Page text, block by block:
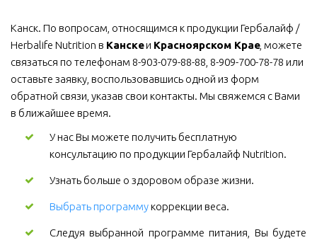
Канск. По вопросам, относящимся к продукции Гербалайф /
Herbalife Nutrition в Канске и Красноярском Крае, можете
связаться по телефонам 8-903-079-88-88, 8-909-700-78-78 или
оставьте заявку, воспользовавшись одной из форм
обратной связи, указав свои контакты. Мы свяжемся с Вами
в ближайшее время.
У нас Вы можете получить бесплатную
консультацию по продукции Гербалайф Nutrition.
Узнать больше о здоровом образе жизни.
Выбрать программукоррекции веса.
Следуя выбранной программе питания, Вы будете